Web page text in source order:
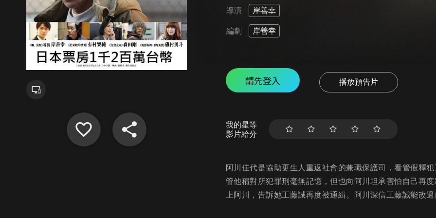
導演 岸善幸
編劇 岸善幸
請先登入 播放預告片
我的星等
影片給分
阿川佳代是協助更生人重返社會的兼職保護司，看管假釋
管他稱對所犯罪刑毫無記憶，但也向阿川坦承害怕自己再
上阿川，告訴她工藤誠再度被通緝。阿川深信工藤誠能改